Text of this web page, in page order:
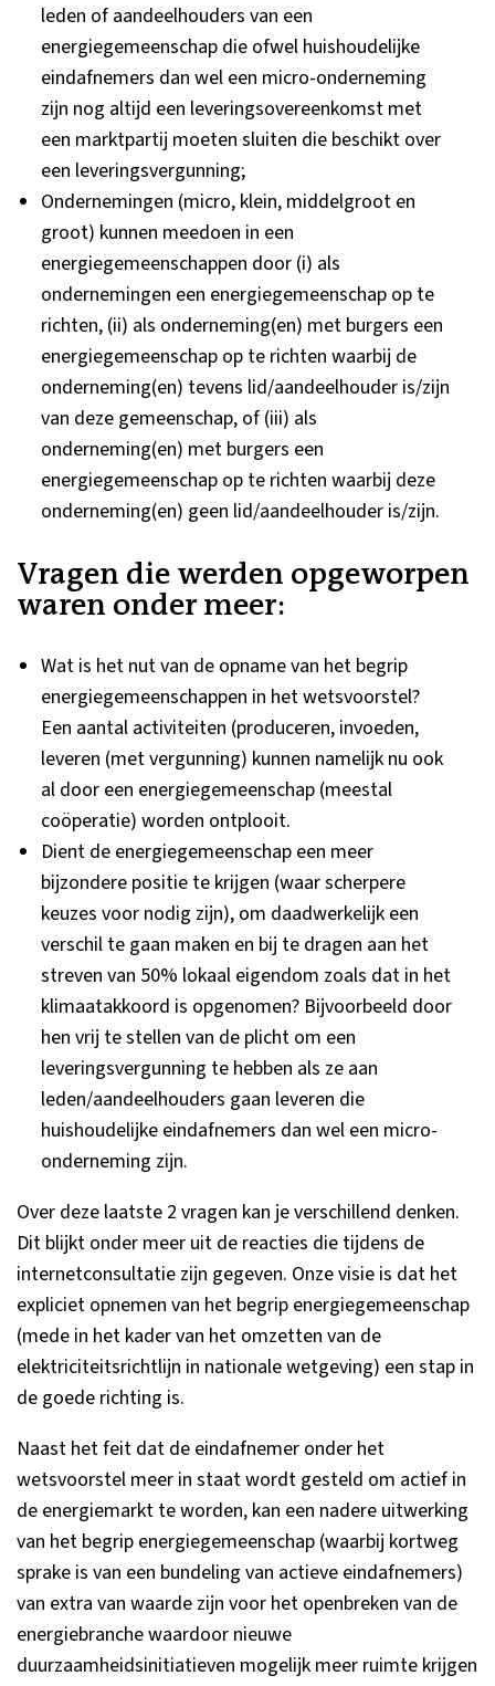
leden of aandeelhouders van een
energiegemeenschap die ofwel huishoudelijke
eindafnemers dan wel een micro-onderneming
zijn nog altijd een leveringsovereenkomst met
een marktpartij moeten sluiten die beschikt over
een leveringsvergunning;
Ondernemingen (micro, klein, middelgroot en
groot) kunnen meedoen in een
energiegemeenschappen door (i) als
ondernemingen een energiegemeenschap op te
richten, (ii) als onderneming(en) met burgers een
energiegemeenschap op te richten waarbij de
onderneming(en) tevens lid/aandeelhouder is/zijn
van deze gemeenschap, of (iii) als
onderneming(en) met burgers een
energiegemeenschap op te richten waarbij deze
onderneming(en) geen lid/aandeelhouder is/zijn.
Vragen die werden opgeworpen
waren onder meer:
Wat is het nut van de opname van het begrip
energiegemeenschappen in het wetsvoorstel?
Een aantal activiteiten (produceren, invoeden,
leveren (met vergunning) kunnen namelijk nu ook
al door een energiegemeenschap (meestal
coöperatie) worden ontplooit.
Dient de energiegemeenschap een meer
bijzondere positie te krijgen (waar scherpere
keuzes voor nodig zijn), om daadwerkelijk een
verschil te gaan maken en bij te dragen aan het
streven van 50% lokaal eigendom zoals dat in het
klimaatakkoord is opgenomen? Bijvoorbeeld door
hen vrij te stellen van de plicht om een
leveringsvergunning te hebben als ze aan
leden/aandeelhouders gaan leveren die
huishoudelijke eindafnemers dan wel een micro-
onderneming zijn.
Over deze laatste 2 vragen kan je verschillend denken.
Dit blijkt onder meer uit de reacties die tijdens de
internetconsultatie zijn gegeven. Onze visie is dat het
expliciet opnemen van het begrip energiegemeenschap
(mede in het kader van het omzetten van de
elektriciteitsrichtlijn in nationale wetgeving) een stap in
de goede richting is.
Naast het feit dat de eindafnemer onder het
wetsvoorstel meer in staat wordt gesteld om actief in
de energiemarkt te worden, kan een nadere uitwerking
van het begrip energiegemeenschap (waarbij kortweg
sprake is van een bundeling van actieve eindafnemers)
van extra van waarde zijn voor het openbreken van de
energiebranche waardoor nieuwe
duurzaamheidsinitiatieven mogelijk meer ruimte krijgen